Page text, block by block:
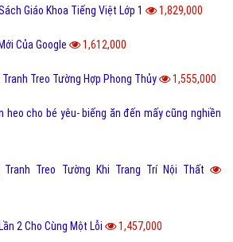
Giáo Khoa Tiếng Việt Lớp 1 1,829,000
Của Google 1,612,000
Treo Tường Hợp Phong Thủy 1,555,000
heo cho bé yêu- biếng ăn đến mấy cũng nghiền
Treo Tường Khi Trang Trí Nội Thất
2 Cho Cùng Một Lỗi 1,457,000